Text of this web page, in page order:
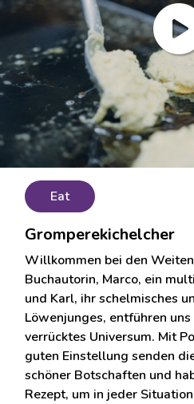
Eat
Gromperekichelcher
Willkommen bei den
Buchautorin, Marco, ein
und Karl, ihr schelmisches
Löwenjunges, entführen
verrücktes Universum. Mit
guten Einstellung senden
schöner Botschaften und
Rezept, um in jeder